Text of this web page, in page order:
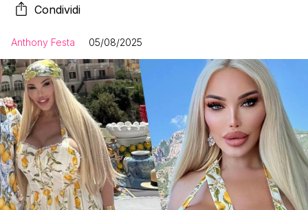
Condividi
Anthony Festa 05/08/2025